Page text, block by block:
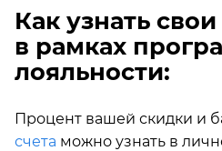
Как узнать
в рамках
лояльности:
Процент вашей скидки и
счета можно узнать в